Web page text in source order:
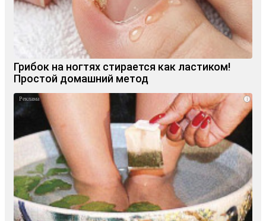
Грибок на ногтях стирается как ластиком!
Простой домашний метод
i